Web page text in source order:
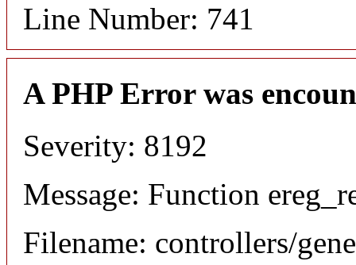
Line Number: 741
A PHP Error was
Severity: 8192
Message: Function
Filename: controllers/